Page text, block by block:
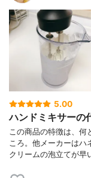
5.00
ハンドミキサーの
この商品の特徴は、何
ころ。他メーカーはハ
クリームの泡立てが早